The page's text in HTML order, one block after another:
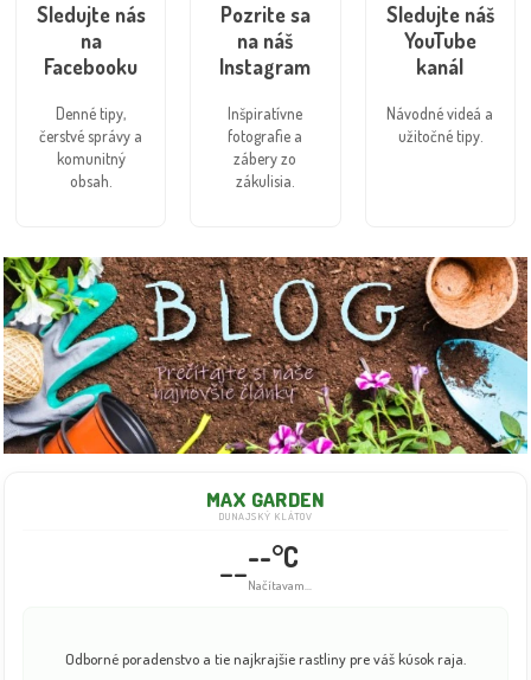
MAX GARDEN
DUNAJSKÝ KLÁTOV
----°C
Načítavam...
Odborné poradenstvo a tie najkrajšie rastliny pre váš kúsok raja.
Sledujte nás
na
Facebooku
Denné tipy,
čerstvé správy a
komunitný
obsah.
Pozrite sa
na náš
Instagram
Inšpiratívne
fotografie a
zábery zo
zákulisia.
Sledujte náš
YouTube
kanál
Návodné videá a
užitočné tipy.